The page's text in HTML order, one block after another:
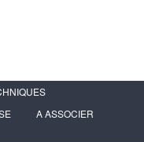
A ASSOCIER